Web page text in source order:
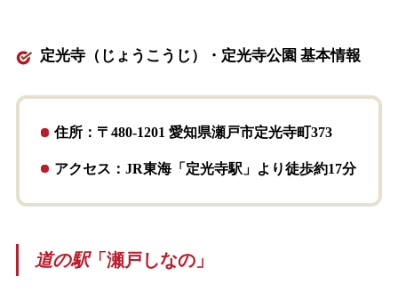
定光寺（じょうこうじ）・定光寺公園 基本情報
住所：〒480-1201 愛知県瀬戸市定光寺町373
アクセス：JR東海「定光寺駅」より徒歩約17分
道の駅「瀬戸しなの」